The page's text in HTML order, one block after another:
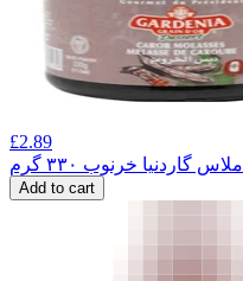
£2.89
ملاس گاردنیا خرنوب ۳۳۰ گرم
Add to cart